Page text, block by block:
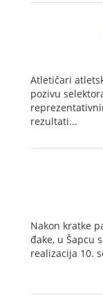
Atletičari
pozivu
rezultati...
Nakon kratke
đake, u Šapcu
realizacija 10.